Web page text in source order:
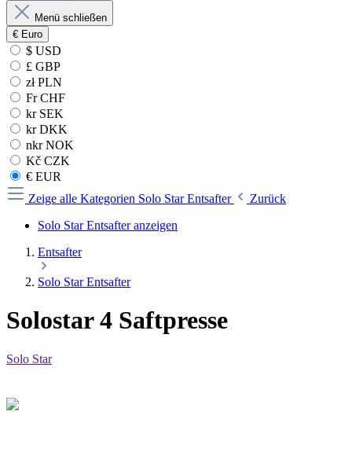
Menü schließen
€ Euro
$ USD
£ GBP
zł PLN
Fr CHF
kr SEK
kr DKK
nkr NOK
Kč CZK
€ EUR
Zeige alle Kategorien Solo Star Entsafter
Zurück
Solo Star Entsafter anzeigen
Entsafter
Solo Star Entsafter
Solostar 4 Saftpresse
Solo Star